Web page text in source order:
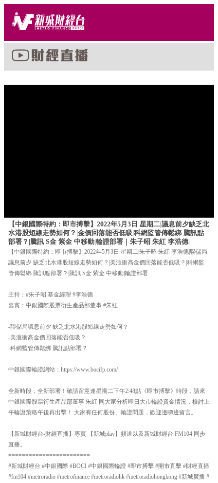
【中銀國際特約：即市搏擊】2022年5月3日 星期二|議息前夕缺乏北
水港股短線走勢如何？|金價回落能否低吸|科網監管傳鬆綁 騰訊點
部署？|騰訊 S金 紫金 中移動|輪證部署｜朱子昭 朱紅 李浩德|
【中銀國際特約：即市搏擊】2022年5月3日 星期二|朱子昭 朱紅 李浩德|聯儲局
議息前夕 缺乏北水港股短線走勢如何？|美滙衝高金價回落能否低吸？|科網監
管傳鬆綁 騰訊點部署？|騰訊 S金 紫金 中移動|輪證部署
主持：#朱子昭 基金經理 #李浩德
嘉賓：中銀國際股票衍生產品部董事 #朱紅
-聯儲局議息前夕 缺乏北水港股短線走勢如何？
-美滙衝高金價回落能否低吸？
-科網監管傳鬆綁 騰訊點部署？
中銀國際輪證網站：https://www.bocifp.com/
全新時段，全新部署！敬請留意逢星期二下午2:48點《即市搏擊》時段，請來
中銀國際股票衍生產品部董事 朱紅 同大家分析即日大市輪證資金情況，檢討上
午輪證策略午後再出擊！ 大家有任何股份、輪證問題，歡迎邊睇邊留言。
【新城財經台-財經直播】專頁 【新城play】頻道以及新城財經台 FM104 同步
直播。
========================
#新城財經台 #中銀國際 #BOCI #中銀國際輪證 #即市搏擊 #開市直擊 #財經直播
#fm104 #metroradio #metrofinance #metroradiohk #metroradiohongkong #新城廣播 #